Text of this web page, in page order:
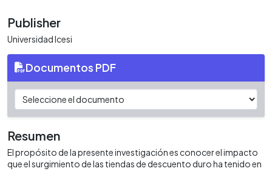
Publisher
Universidad Icesi
Documentos PDF
Resumen
El propósito de la presente investigación es conocer el impacto
que el surgimiento de las tiendas de descuento duro ha tenido en